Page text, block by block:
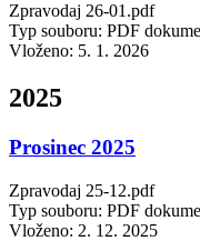
Zpravodaj 26-01.pdf
Typ souboru: PDF
Vloženo: 5. 1. 2026
2025
Prosinec 2025
Zpravodaj 25-12.pdf
Typ souboru: PDF
Vloženo: 2. 12. 2025